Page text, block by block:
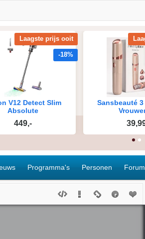
Programma's Personen Forum